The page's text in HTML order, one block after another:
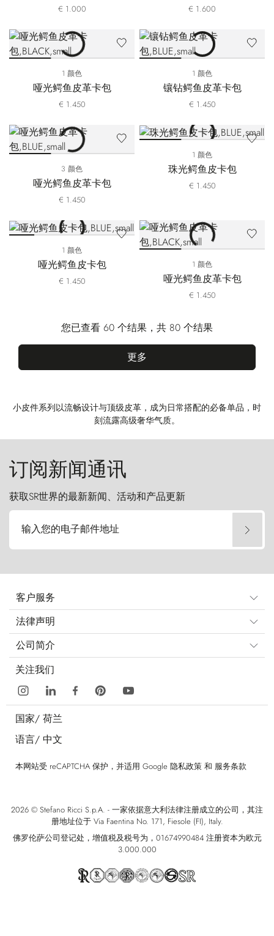
€ 1.000 € 1.600
1 颜色
哑光鳄鱼皮革卡包
€ 1.450
1 颜色
镶钻鳄鱼皮革卡包
€ 1.450
3 颜色
哑光鳄鱼皮革卡包
€ 1.450
1 颜色
珠光鳄鱼皮卡包
€ 1.450
1 颜色
哑光鳄鱼皮卡包
€ 1.450
1 颜色
哑光鳄鱼皮革卡包
€ 1.450
您已查看 60 个结果，共 80 个结果
更多
小皮件系列以流畅设计与顶级皮革，成为日常搭配的必备单品，时
刻流露高级奢华气质。
订阅新闻通讯
获取SR世界的最新新闻、活动和产品更新
输入您的电子邮件地址
客户服务
法律声明
公司简介
关注我们
国家/ 荷兰
语言/ 中文
本网站受 reCAPTCHA 保护，并适用 Google 隐私政策 和 服务条款
2026 © Stefano Ricci S.p.A. - 一家依据意大利法律注册成立的公司，其注
册地址位于 Via Faentina No. 171, Fiesole (FI), Italy.
佛罗伦萨公司登记处，增值税及税号为，01674990484 注册资本为欧元
3.000.000